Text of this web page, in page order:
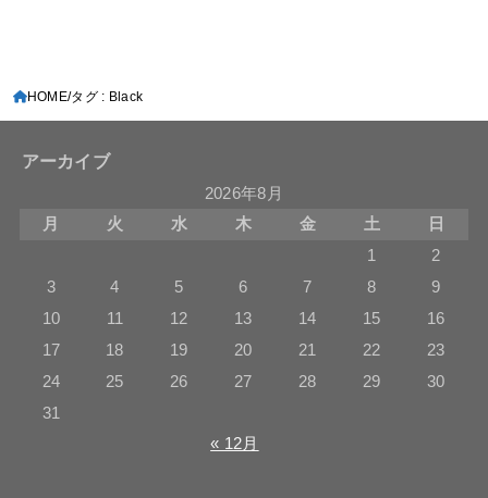
HOME タグ : Black
アーカイブ
2026年8月
月
火 水 木 金 土
日
1
2
3
4 5 6 7 8
9
10
11 12 13 14 15
16
17
18 19 20 21 22
23
24
25 26 27 28 29
30
31
« 12月